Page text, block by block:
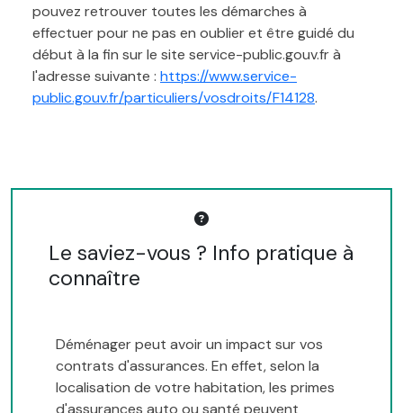
pouvez retrouver toutes les démarches à
effectuer pour ne pas en oublier et être guidé du
début à la fin sur le site service-public.gouv.fr à
l'adresse suivante : https://www.service-
public.gouv.fr/particuliers/vosdroits/F14128.
Le saviez-vous ? Info pratique à
connaître
Déménager peut avoir un impact sur vos
contrats d'assurances. En effet, selon la
localisation de votre habitation, les primes
d'assurances auto ou santé peuvent